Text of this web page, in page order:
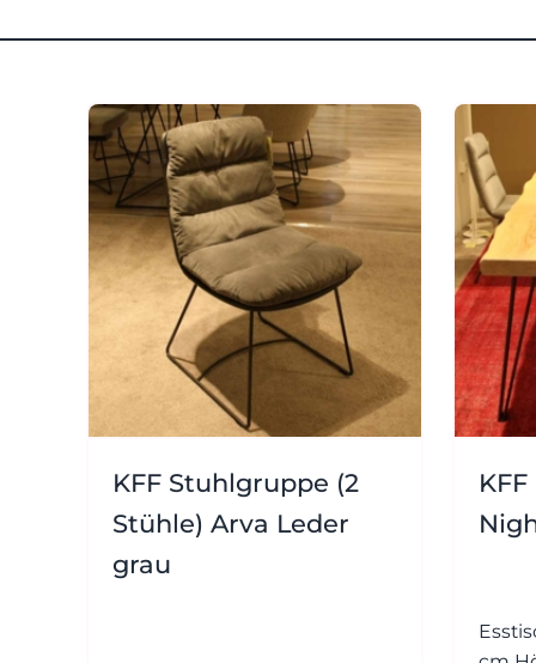
KFF Stuhlgruppe (2
Stühle) Arva Leder
grau
Esstisch Grösse: ca.